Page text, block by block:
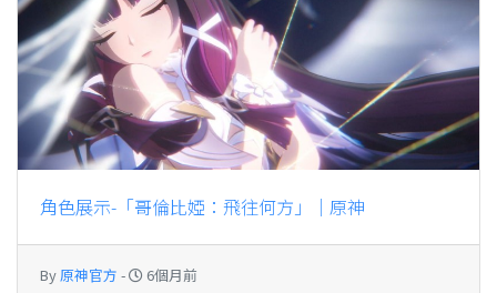
角色展示-「哥倫比婭：飛往何方」｜原神
By原神官方 - 6個月前